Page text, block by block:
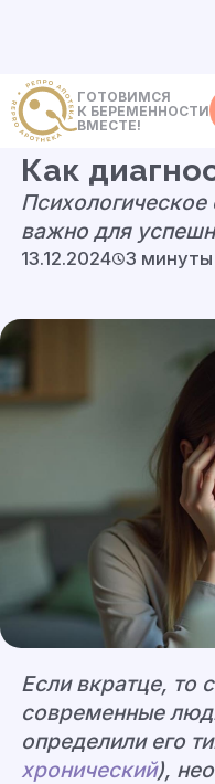
ГОТОВИМСЯ
К БЕРЕМЕННОСТИ
ВМЕСТЕ!
<- Статьи
Как
важно для
13.12.2024 3 минуты
Если вкратце, то
современные
определили его
хронический),